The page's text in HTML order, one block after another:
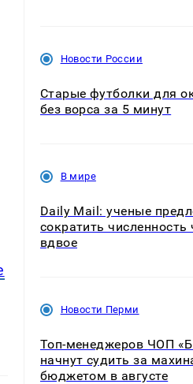
Новости России
Старые футболки для
без ворса за 5 минут
В мире
Daily Mail: ученые
сократить численность
вдвое
Новости Перми
Топ-менеджеров ЧОП
начнут судить за
бюджетом в августе